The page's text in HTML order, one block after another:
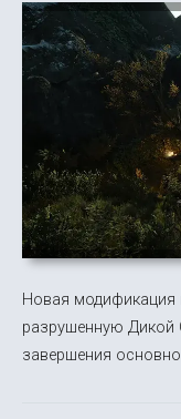
Новая модификация
разрушенную Дикой
завершения